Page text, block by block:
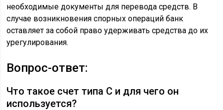
необходимые документы для перевода средств. В
случае возникновения спорных операций банк
оставляет за собой право удерживать средства до их
урегулирования.
Вопрос-ответ:
Что такое счет типа С и для чего он
используется?